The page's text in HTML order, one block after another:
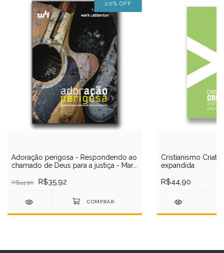
20%OFF
Adoração perigosa - Respondendo ao
chamado de Deus para a justiça - Mark
R$44,90 R$35,92
Cristianismo
expandida
R$44,90